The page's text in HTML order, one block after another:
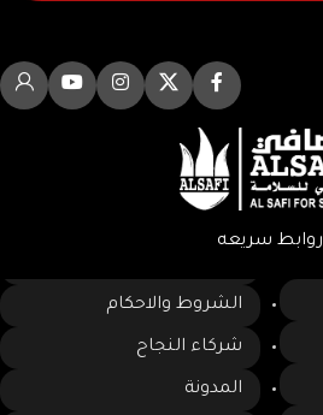
روابط سريعه
الشروط والاحكام
شركاء النجاح
المدونة